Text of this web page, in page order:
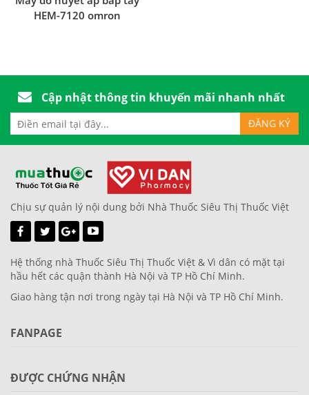
HEM-7120 omron
Cập nhật thông tin khuyến mãi nhanh nhất
Chịu sự quản lý nội dung bởi Nhà Thuốc Siêu Thị Thuốc Việt
Hệ thống nhà Thuốc Siêu Thị Thuốc Việt & Vì dân có mặt tại
hầu hết các quận thành Hà Nội và TP Hồ Chí Minh.
Giao hàng tận nơi trong ngày tại Hà Nội và TP Hồ Chí Minh.
FANPAGE
ĐƯỢC CHỨNG NHẬN